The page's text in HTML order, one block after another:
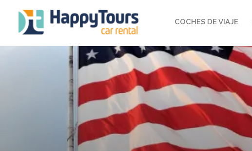
COCHES DE VIAJE